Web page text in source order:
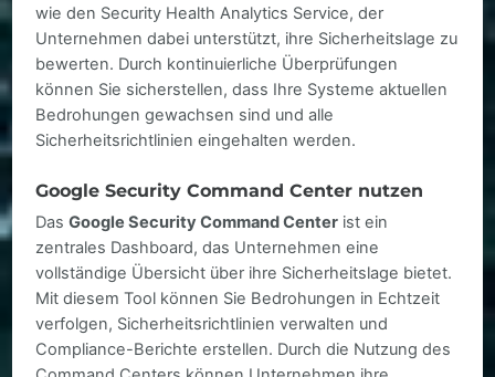
wie den Security Health Analytics Service, der
Unternehmen dabei unterstützt, ihre Sicherheitslage zu
bewerten. Durch kontinuierliche Überprüfungen
können Sie sicherstellen, dass Ihre Systeme aktuellen
Bedrohungen gewachsen sind und alle
Sicherheitsrichtlinien eingehalten werden.
Google Security Command Center nutzen
DasGoogle Security Command Center ist ein
zentrales Dashboard, das Unternehmen eine
vollständige Übersicht über ihre Sicherheitslage bietet.
Mit diesem Tool können Sie Bedrohungen in Echtzeit
verfolgen, Sicherheitsrichtlinien verwalten und
Compliance-Berichte erstellen. Durch die Nutzung des